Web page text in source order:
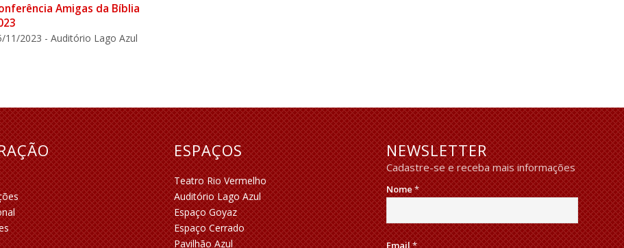
Amigas da Bíblia
11/2023 - Auditório Lago Azul
ESPAÇOS
Teatro Rio Vermelho
Auditório Lago Azul
Espaço Goyaz
Espaço Cerrado
Pavilhão Azul
NEWSLETTER
Cadastre-se e receba mais informações
Nome*
Email*